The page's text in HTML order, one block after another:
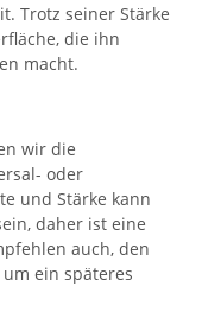
Trotz seiner Stärke
die ihn
macht.
wir die
oder
und Stärke kann
daher ist eine
auch, den
ein späteres